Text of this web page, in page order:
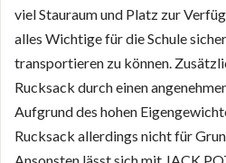
viel Stauraum und Platz zur
alles Wichtige für die Schule
transportieren zu können.
Rucksack durch einen
Aufgrund des hohen
Rucksack allerdings nicht für